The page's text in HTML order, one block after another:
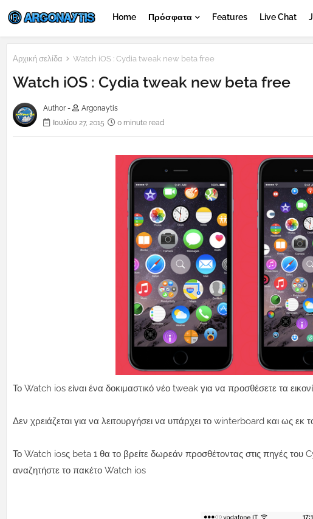
Home Πρόσφατα Features Live Chat
Αρχική σελίδα Watch iOS : Cydia tweak new beta free
Watch iOS : Cydia tweak new beta free
Author -
Argonaytis
Ιουλίου 27, 2015
0 minute read
Το Watch ios είναι ένα δοκιμαστικό νέο tweak για να προσθέσετε τα
Δεν χρειάζεται για να λειτουργήσει να υπάρχει το winterboard και ως εκ
Το Watch iosς beta 1 θα το βρείτε δωρεάν προσθέτοντας στις πηγές του
αναζητήστε το πακέτο Watch ios